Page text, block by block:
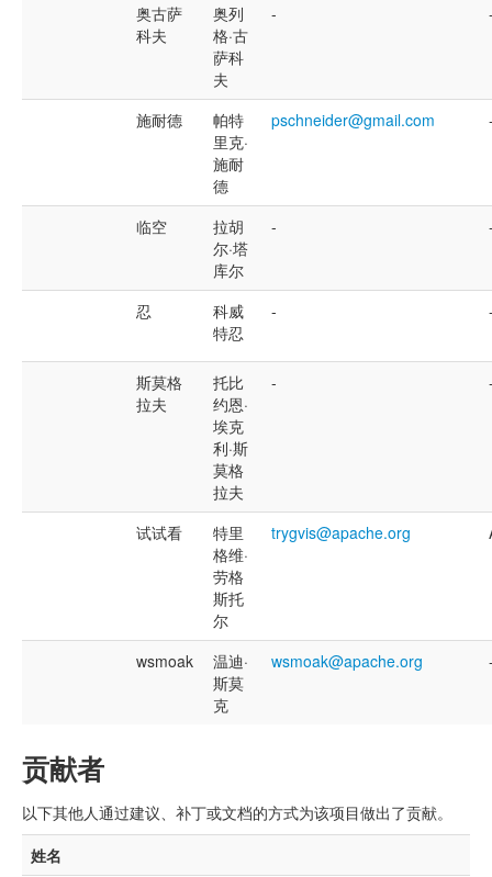
奥古萨
科夫
奥列
格·古
萨科
夫
-
施耐德
帕特
里克·
施耐
德
pschneider@gmail.com
临空
拉胡
尔·塔
库尔
-
忍
科威
特忍
-
斯莫格
拉夫
托比
约恩·
埃克
利·斯
莫格
拉夫
-
试试看
特里
格维·
劳格
斯托
尔
trygvis@apache.org
wsmoak
温迪·
斯莫
克
wsmoak@apache.org
贡献者
以下其他人通过建议、补丁或文档的方式为该项目做出了贡献。
姓名